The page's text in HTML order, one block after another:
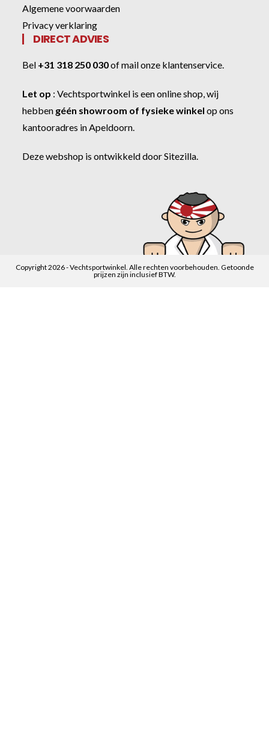
Algemene voorwaarden
Privacy verklaring
DIRECT ADVIES
Bel +31 318 250 030ofmail onze klantenservice
Let op :Vechtsportwinkel is een online shop, wij
hebben géén showroom of fysieke winkel op ons
kantooradres in Apeldoorn.
Deze webshop is ontwikkeld doorSitezilla
Copyright 2026 - Vechtsportwinkel. Alle rechten voorbehouden. Getoonde
prijzen zijn inclusief BTW.